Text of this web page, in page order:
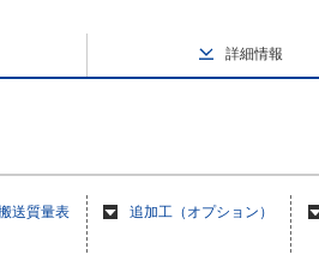
詳細情報
送質量表 追加工（オプション）